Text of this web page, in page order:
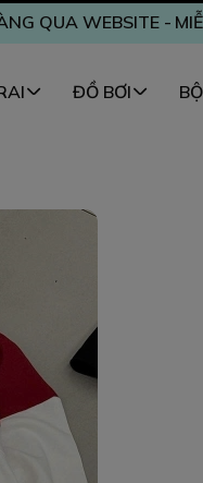
QUA WEBSITE -
ĐỒ BƠI